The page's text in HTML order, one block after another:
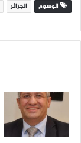
الوسوم الجزائر